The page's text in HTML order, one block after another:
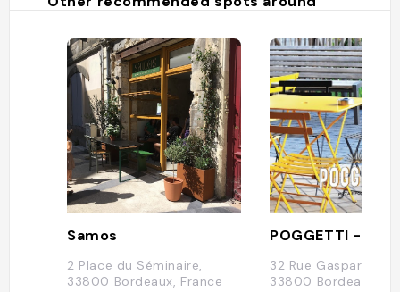
Samos
2 Place du Séminaire,
33800 Bordeaux, France
32 Rue Gaspard
33800 Bordeaux,